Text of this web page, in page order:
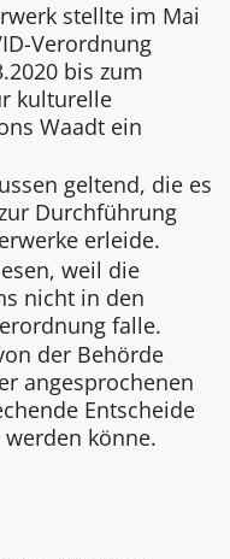
stellte im Mai
Verordnung
bis zum
kulturelle
Waadt ein
geltend, die es
Durchführung
erleide.
weil die
nicht in den
falle.
der Behörde
angesprochenen
Entscheide
könne.